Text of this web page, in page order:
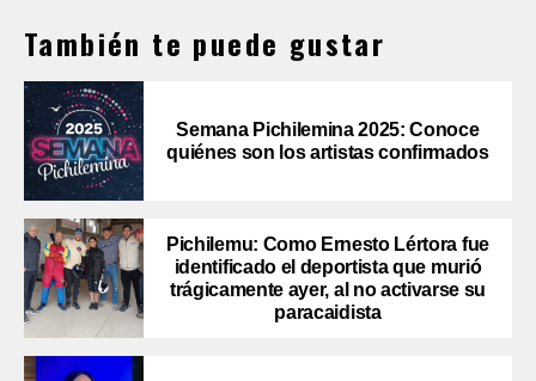
También te puede gustar
Semana Pichilemina 2025: Conoce
quiénes son los artistas confirmados
Pichilemu: Como Ernesto Lértora fue
identificado el deportista que murió
trágicamente ayer, al no activarse su
paracaidista